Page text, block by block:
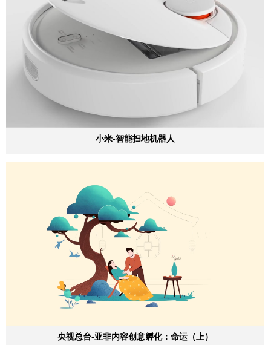
小米-智能扫地机器人
央视总台-亚非内容创意孵化：命运（上）